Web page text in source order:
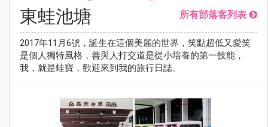
東蛙池塘 所有部落客列表
2017年11月6號，誕生在這個美麗的世界，笑點超低又愛笑
是個人獨特風格，善與人打交道是從小培養的第一技能，
我，就是蛙寶，歡迎來到我的旅行日誌。